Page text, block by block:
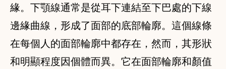
緣。下顎線通常是從耳下連結至下巴處的下線
邊緣曲線，形成了面部的底部輪廓。這個線條
在每個人的面部輪廓中都存在，然而，其形狀
和明顯程度因個體而異。它在面部輪廓和顏值